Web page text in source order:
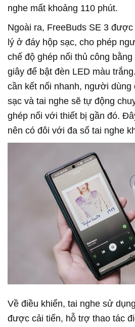
nghe mất khoảng 110 phút.
Ngoài ra, FreeBuds SE 3
lý ở đáy hộp sạc, cho phép
chế độ ghép nối thủ công
giây để bật đèn LED màu
cần kết nối nhanh, người dùng
sạc và tai nghe sẽ tự động
ghép nối với thiết bị gần đó.
nên có đôi với đa số tai nghe
Về điều khiển, tai nghe sử
được cải tiến, hỗ trợ thao tác